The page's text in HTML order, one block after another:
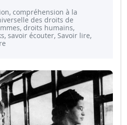
compréhension à la
des droits de
droits humains,
savoir écouter, Savoir lire,